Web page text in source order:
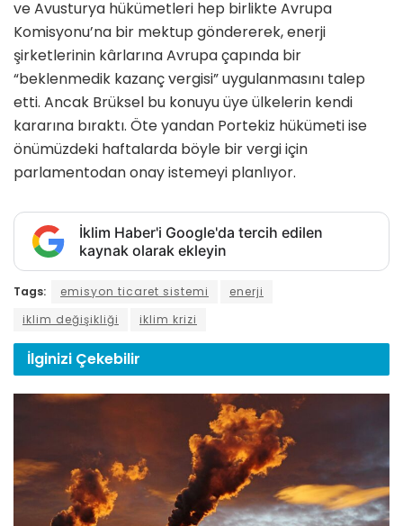
ve Avusturya hükümetleri hep birlikte Avrupa
Komisyonu’na bir mektup göndererek, enerji
şirketlerinin kârlarına Avrupa çapında bir
“beklenmedik kazanç vergisi” uygulanmasını talep
etti. Ancak Brüksel bu konuyu üye ülkelerin kendi
kararına bıraktı. Öte yandan Portekiz hükümeti ise
önümüzdeki haftalarda böyle bir vergi için
parlamentodan onay istemeyi planlıyor.
İklim Haber'i Google'da tercih edilen
kaynak olarak ekleyin
Tags: emisyon ticaret sistemi
enerji
iklim değişikliği
iklim krizi
İlginizi Çekebilir